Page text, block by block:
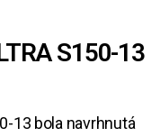
S150-13
13 bola navrhnutá